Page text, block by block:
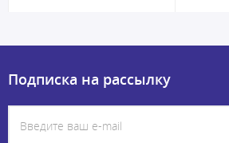
Подписка на рассылку